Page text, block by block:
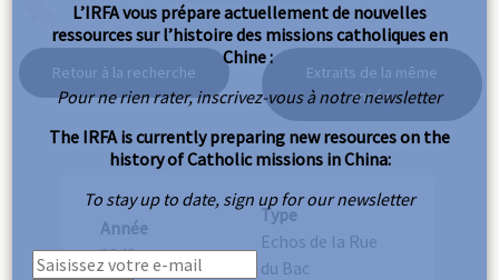
Retour à la recherche
Extraits de la même
année
Année
1948
Type
Echos de la Rue
du Bac
L’IRFA vous prépare actuellement de nouvelles
ressources sur l’histoire des missions catholiques en
Chine :
Pour ne rien rater, inscrivez-vous à notre newsletter
The IRFA is currently preparing new resources on the
history of Catholic missions in China:
To stay up to date, sign up for our newsletter